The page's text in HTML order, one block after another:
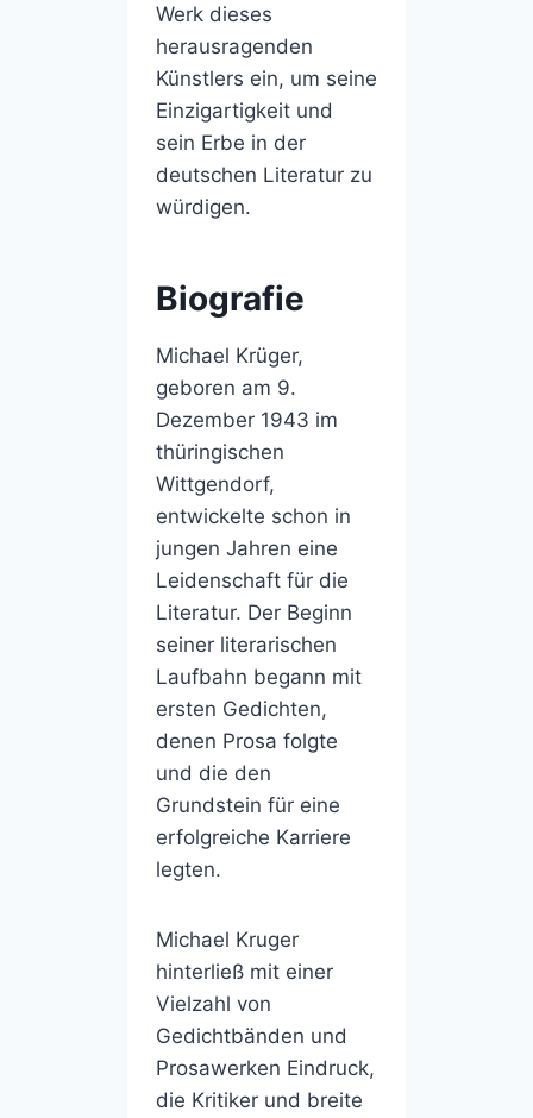
Werk dieses
herausragenden
Künstlers ein, um seine
Einzigartigkeit und
sein Erbe in der
deutschen Literatur zu
würdigen.
Biografie
Michael Krüger,
geboren am 9.
Dezember 1943 im
thüringischen
Wittgendorf,
entwickelte schon in
jungen Jahren eine
Leidenschaft für die
Literatur. Der Beginn
seiner literarischen
Laufbahn begann mit
ersten Gedichten,
denen Prosa folgte
und die den
Grundstein für eine
erfolgreiche Karriere
legten.
Michael Kruger
hinterließ mit einer
Vielzahl von
Gedichtbänden und
Prosawerken Eindruck,
die Kritiker und breite